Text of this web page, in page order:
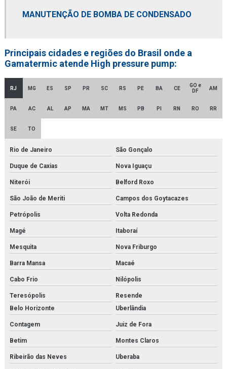
Empresa distribuidora de filtro hidráulico racor
Empresa revendedora de filtro hidráulico racor
Empresa de secador de ar comprimido
Empresa de secador de ar comprimido por adsorção
Fabricantes de gerador de nitrogênio
Fbo 60329
Filter element parker
Filtro de cartucho
Filtro de cartucho orçamento
Filtro coalescente domnick hunter
MANUTENÇÃO DE BOMBA DE CONDENSADO
Principais cidades e regiões do Brasil onde a
Gamatermic atende High pressure pump:
RJ MG ES SP PR SC RS PE BA CE
GO e
DF
AM
PA AC AL AP MA MT MS PB PI RN RO RR
SE TO
Rio de Janeiro São Gonçalo
Duque de Caxias Nova Iguaçu
Niterói Belford Roxo
São João de Meriti Campos dos Goytacazes
Petrópolis Volta Redonda
Magé Itaboraí
Mesquita Nova Friburgo
Barra Mansa Macaé
Cabo Frio Nilópolis
Teresópolis
Resende
Belo Horizonte
Uberlândia
Contagem Juiz de Fora
Betim Montes Claros
Ribeirão das Neves Uberaba